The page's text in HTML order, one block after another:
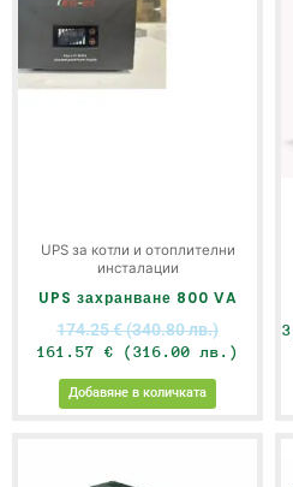
UPS за котли и отоплителни
инсталации
UPS захранване 800 VA
174.25€(340.80 лв.)
161.57 € (316.00 лв.)
Добавяне в количката